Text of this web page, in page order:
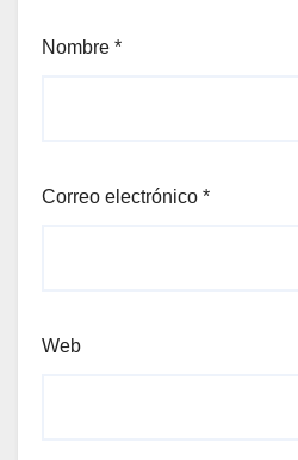
Nombre *
Correo electrónico *
Web